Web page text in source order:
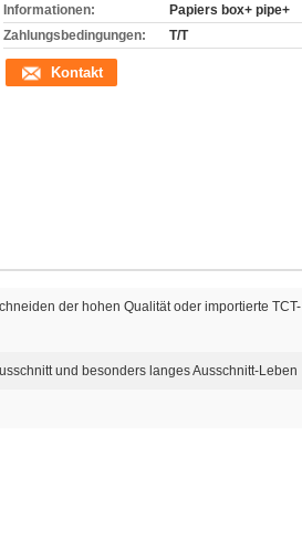
Informationen:
Papiers box+ pipe+
Zahlungsbedingungen:
T/T
Kontakt
der hohen Qualität oder importierte TCT-
und besonders langes Ausschnitt-Leben